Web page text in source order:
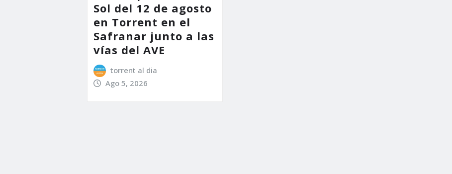
Sol del 12 de agosto
en Torrent en el
Safranar junto a las
vías del AVE
torrent al dia
Ago 5, 2026